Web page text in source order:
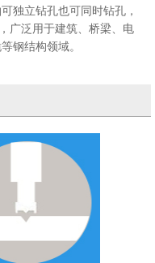
独立钻孔也可同时钻孔，
广泛用于建筑、桥梁、电
钢结构领域。